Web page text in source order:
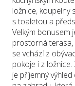
ložnice, koupelny
s toaletou a
Velkým bonusem
prostorná terasa,
se vchází z
pokoje i z
je příjemný